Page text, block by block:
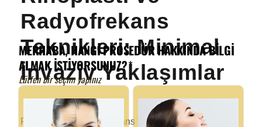
Radyofrekans
Teknikleri: Minimal
İnvaziv Yaklaşımlar
Rinoplasti ve Radyofrekans Teknikleri: Minimal